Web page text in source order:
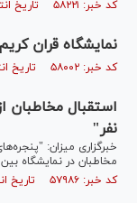
کد خبر: ۵۸۲۲۱ تاریخ انتشار : ۱۳۹۴/۰۴/۱۴
نمایشگاه قران
کد خبر: ۵۸۰۰۲ تاریخ انتشار : ۱۳۹۴/۰۴/۱۳
استقبال
نفر"
خبرگزاری میزان:
مخاطبان در نمایشگاه بین
کد خبر: ۵۷۹۸۶ تاریخ انتشار : ۱۳۹۴/۰۴/۱۳